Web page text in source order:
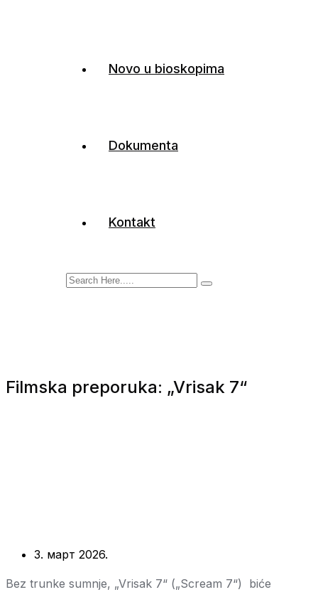
Novo u bioskopima
Dokumenta
Kontakt
Filmska preporuka: „Vrisak 7“
3. март 2026.
Bez trunke sumnje, „Vrisak 7“ („Scream 7“) biće